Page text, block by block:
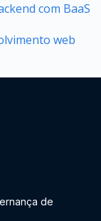
com BaaS
web
de